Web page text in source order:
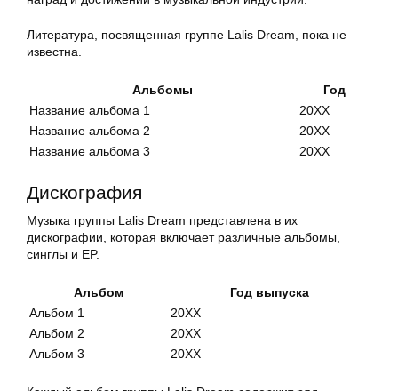
Литература, посвященная группе Lalis Dream, пока не
известна.
Альбомы
Год
Название альбома 1
20XX
Название альбома 2
20XX
Название альбома 3
20XX
Дискография
Музыка группы Lalis Dream представлена в их
дискографии, которая включает различные альбомы,
синглы и EP.
Альбом
Год выпуска
Альбом 1
20XX
Альбом 2
20XX
Альбом 3
20XX